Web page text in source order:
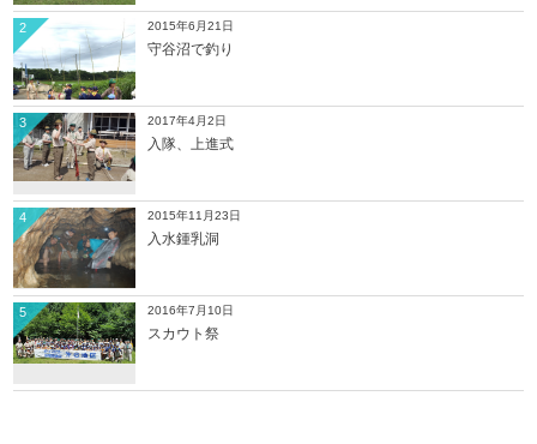
2015年6月21日
守谷沼で釣り
2
2017年4月2日
入隊、上進式
3
2015年11月23日
入水鍾乳洞
4
2016年7月10日
スカウト祭
5